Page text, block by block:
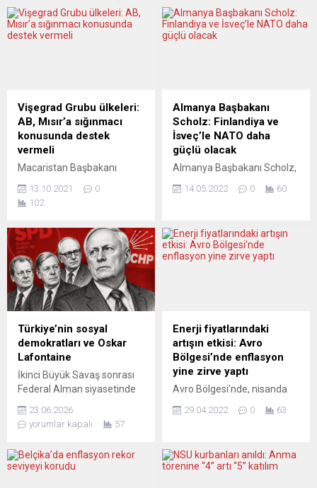
Vişegrad Grubu ülkeleri:
AB, Mısır’a sığınmacı
konusunda destek
vermeli
Macaristan Başbakanı
sığınmacıların Avrupa’ya
ulaşmaması konusunda
bu yüzden Avrupa Birliği’nin
(AB) Mısır’a destek vermesi
gerektiğini söyledi. Vişegrad
Grubu Ülkeleri (V4) liderleri,
Macaristan Başbakanı
Orban, Polonya Başbakanı
Mateusz Morawiecki ve
Slovakya Başbakanı Eduard
Heger Budapeşte’de bir
Macaristan’a resmi
ziyarette bulunan...
13.10.2021
0
102
Almanya Başbakanı
Scholz: Finlandiya ve
İsveç’le NATO daha
güçlü olacak
Almanya Başbakanı Scholz,
saldırısının NATO’yu
ve Finlandiya’nın katılımıyla
ittifakın iyice güçleneceğini
devam Ukrayna savaşıyla
ilgili herhangi bir yumuşama
görmediğini söyledi. Scholz,
Rusya liderinin mevcut
durumdan ancak Ukrayna ile
uzlaşma koşullarında ...
14.05.2022 0 60
Türkiye’nin sosyal
demokratları ve Oskar
Lafontaine
İkinci Büyük Savaş sonrası
Federal Alman siyasetinde
ilkeleriyle halka gitmeye
çalışan, ilerici bir siyasi kişilik
kapitalizmi, ki “ileri
emperyalist” aşamada
23.06.2026
yorumlar kapalı
57
Enerji fiyatlarındaki
artışın etkisi: Avro
Bölgesi’nde enflasyon
yine zirve yaptı
Avro Bölgesi’nde, nisanda
fiyatlarındaki artışın etkisiyle
seviyesine ulaştı. Avrupa
29.04.2022 0 63